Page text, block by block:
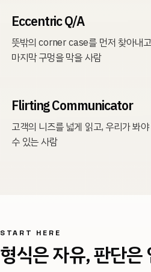
Eccentric Q/A
뜻밖의 corner case를 먼저 찾아내
마지막 구멍을 막을 사람
Flirting Communicator
고객의 니즈를 넓게 읽고, 우리가 봐
수 있는 사람
START HERE
형식은 자유, 판단은